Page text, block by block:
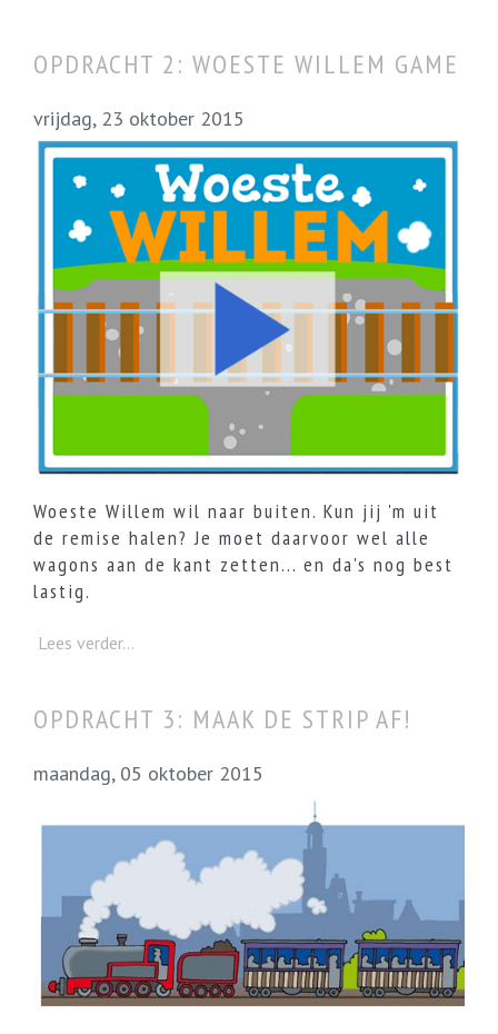
OPDRACHT 2: WOESTE WILLEM GAME
vrijdag, 23 oktober 2015
Woeste Willem wil naar buiten. Kun jij 'm uit
de remise halen? Je moet daarvoor wel alle
wagons aan de kant zetten... en da's nog best
lastig.
Lees verder...
OPDRACHT 3: MAAK DE STRIP AF!
maandag, 05 oktober 2015